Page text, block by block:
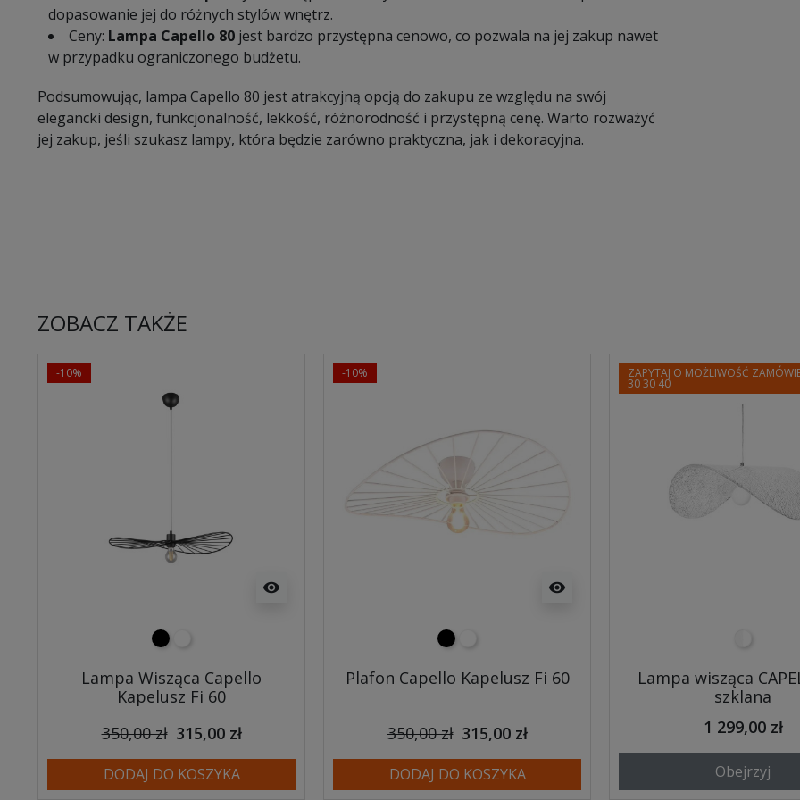
dopasowanie jej do różnych stylów wnętrz.
Ceny: Lampa Capello 80 jest bardzo przystępna cenowo, co pozwala na jej zakup nawet
w przypadku ograniczonego budżetu.
Podsumowując, lampa Capello 80 jest atrakcyjną opcją do zakupu ze względu na swój
elegancki design, funkcjonalność, lekkość, różnorodność i przystępną cenę. Warto rozważyć
jej zakup, jeśli szukasz lampy, która będzie zarówno praktyczna, jak i dekoracyjna.
ZOBACZ TAKŻE
-10%
visibility
czarny
Lampa Wisząca Capello
Kapelusz Fi 60
350,00 zł 315,00 zł
DODAJ DO KOSZYKA
-10%
visibility
czarny
Plafon Capello Kapelusz Fi 60
350,00 zł 315,00 zł
DODAJ DO KOSZYKA
ZAPYTAJ O MOŻLIWOŚĆ
30 30 40
Lampa wisząca
szklana
1 299,00 zł
Obejrzyj